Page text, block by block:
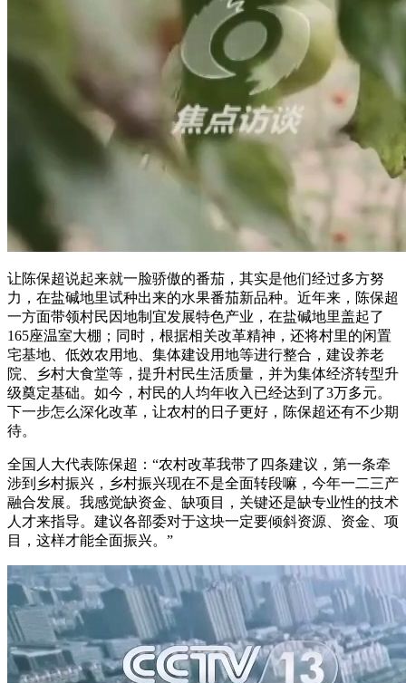
让陈保超说起来就一脸骄傲的番茄，其实是他们经过多方努
力，在盐碱地里试种出来的水果番茄新品种。近年来，陈保超
一方面带领村民因地制宜发展特色产业，在盐碱地里盖起了
165座温室大棚；同时，根据相关改革精神，还将村里的闲置
宅基地、低效农用地、集体建设用地等进行整合，建设养老
院、乡村大食堂等，提升村民生活质量，并为集体经济转型升
级奠定基础。如今，村民的人均年收入已经达到了3万多元。
下一步怎么深化改革，让农村的日子更好，陈保超还有不少期
待。
全国人大代表陈保超：“农村改革我带了四条建议，第一条牵
涉到乡村振兴，乡村振兴现在不是全面转段嘛，今年一二三产
融合发展。我感觉缺资金、缺项目，关键还是缺专业性的技术
人才来指导。建议各部委对于这块一定要倾斜资源、资金、项
目，这样才能全面振兴。”